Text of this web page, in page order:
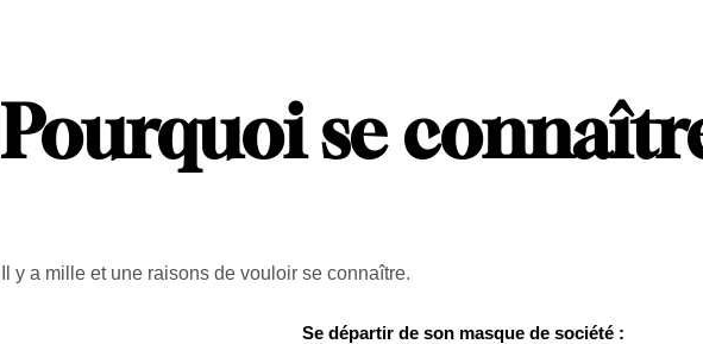
Pourquoi se
Il y a mille et une raisons de vouloir se connaître.
Se départir de son masque de société :